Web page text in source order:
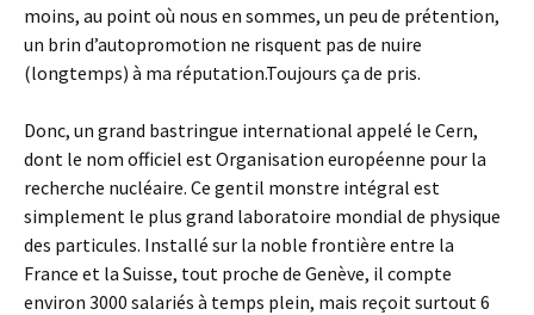
moins, au point où nous en sommes, un peu de prétention,
un brin d’autopromotion ne risquent pas de nuire
(longtemps) à ma réputation.Toujours ça de pris.
Donc, un grand bastringue international appelé le Cern,
dont le nom officiel est Organisation européenne pour la
recherche nucléaire. Ce gentil monstre intégral est
simplement le plus grand laboratoire mondial de physique
des particules. Installé sur la noble frontière entre la
France et la Suisse, tout proche de Genève, il compte
environ 3000 salariés à temps plein, mais reçoit surtout 6